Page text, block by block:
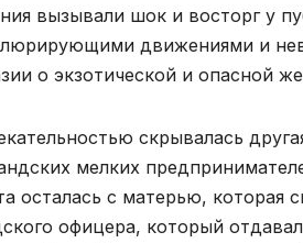
вызывали шок и восторг у
движениями и
о экзотической и опасной
скрывалась
мелких
осталась с матерью, которая
офицера, который